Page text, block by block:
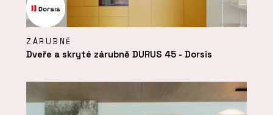
ZÁRUBNĚ
Dveře a skryté zárubně DURUS 45 - Dorsis